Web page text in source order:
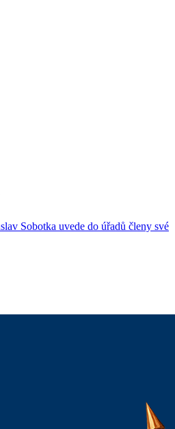
Sobotka uvede do úřadů členy své